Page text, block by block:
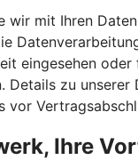
wir mit Ihren
eingesehen
Details zu unserer
vor
Ihre